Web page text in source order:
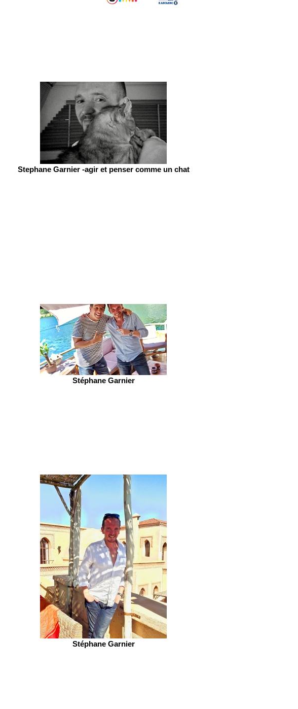
Stephane Garnier -agir et penser comme un chat
Stéphane Garnier
Stéphane Garnier